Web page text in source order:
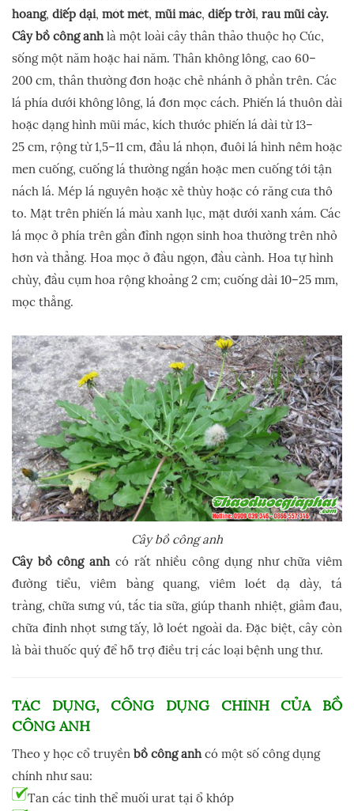
hoang, diếp dại, mót mét, mũi mác, diếp trời, rau mũi cày.
Cây bồ công anhlà một loài cây thân thảo thuộc họ Cúc,
sống một năm hoặc hai năm. Thân không lông, cao 60–
200 cm, thân thường đơn hoặc chẻ nhánh ở phần trên. Các
lá phía dưới không lông, lá đơn mọc cách. Phiến lá thuôn dài
hoặc dạng hình mũi mác, kích thước phiến lá dài từ 13–
25 cm, rộng từ 1,5–11 cm, đầu lá nhọn, đuôi lá hình nêm hoặc
men cuống, cuống lá thường ngắn hoặc men cuống tới tận
nách lá. Mép lá nguyên hoặc xẻ thùy hoặc có răng cưa thô
to. Mặt trên phiến lá màu xanh lục, mặt dưới xanh xám. Các
lá mọc ở phía trên gần đỉnh ngọn sinh hoa thường trên nhỏ
hơn và thẳng. Hoa mọc ở đầu ngọn, đầu cành. Hoa tự hình
chùy, đầu cụm hoa rộng khoảng 2 cm; cuống dài 10–25 mm,
mọc thẳng.
Cây bồ công anh
Cây bồ công anh có rất nhiều công dụng như chữa viêm
đường tiểu, viêm bàng quang, viêm loét dạ dày, tá
tràng, chữa sưng vú, tắc tia sữa, giúp thanh nhiệt, giảm đau,
chữa đinh nhọt sưng tấy, lở loét ngoài da. Đặc biệt, cây còn
là bài thuốc quý để hỗ trợ điều trị các loại bệnh ung thư.
TÁC DỤNG, CÔNG DỤNG CHÍNH CỦA BỒ
CÔNG ANH
Theo y học cổ truyền bồ công anh có một số công dụng
chính như sau:
Tan các tinh thể muối urat tại ổ khớp